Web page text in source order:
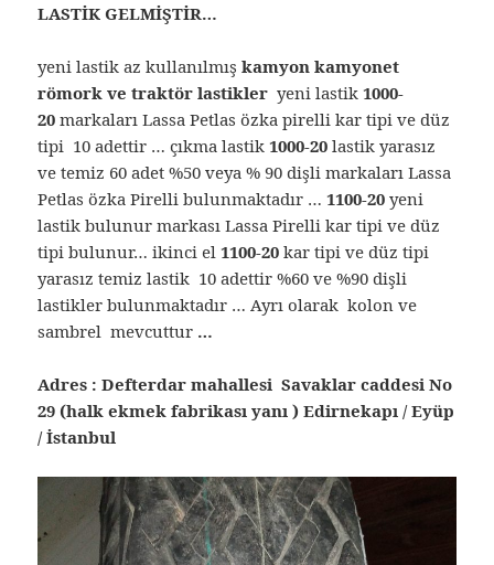
LASTİK GELMİŞTİR…
yeni lastik az kullanılmışkamyon kamyonet
römork ve traktör lastikleryeni lastik1000-
20markaları Lassa Petlas özka pirelli kar tipi ve düz
tipi 10 adettir … çıkma lastik1000-20 lastik yarasız
ve temiz 60 adet %50 veya % 90 dişli markaları Lassa
Petlas özka Pirelli bulunmaktadır …1100-20 yeni
lastik bulunur markası Lassa Pirelli kar tipi ve düz
tipi bulunur… ikinci el1100-20 kar tipi ve düz tipi
yarasız temiz lastik 10 adettir %60 ve %90 dişli
lastikler bulunmaktadır … Ayrı olarak kolon ve
sambrel mevcuttur …
Adres : Defterdar mahallesi Savaklar caddesi No
29 (halk ekmek fabrikası yanı ) Edirnekapı / Eyüp
/ İstanbul